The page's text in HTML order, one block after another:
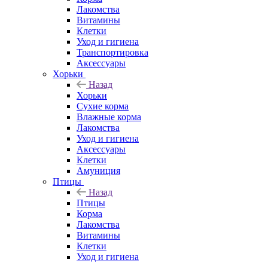
Лакомства
Витамины
Клетки
Уход и гигиена
Транспортировка
Аксессуары
Хорьки
Назад
Хорьки
Сухие корма
Влажные корма
Лакомства
Уход и гигиена
Аксессуары
Клетки
Амуниция
Птицы
Назад
Птицы
Корма
Лакомства
Витамины
Клетки
Уход и гигиена